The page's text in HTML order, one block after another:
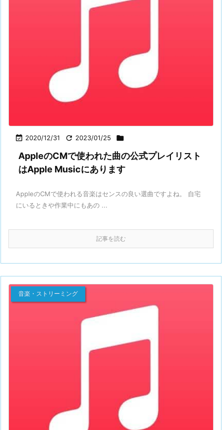
 2020/12/31  2023/01/25 
AppleのCMで使われた曲の公式プレイリスト
はApple Musicにあります
AppleのCMで使われる音楽はセンスの良い選曲ですよね。 自宅
にいるときや作業中にもあの ...
記事を読む
音楽・ストリーミング